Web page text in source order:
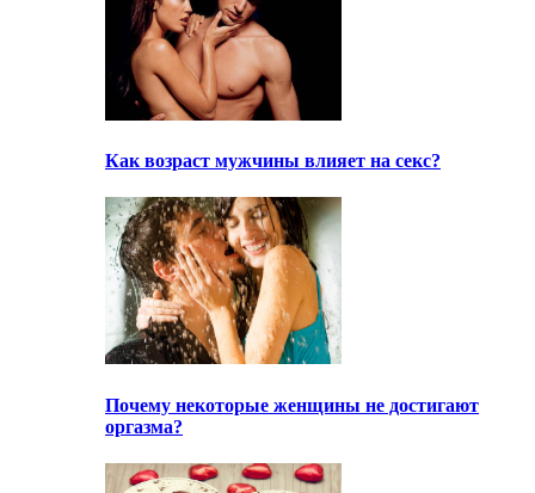
Как возраст мужчины влияет на секс?
Почему некоторые женщины не достигают
оргазма?